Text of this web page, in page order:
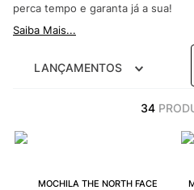
perca tempo e garanta já a sua!
Saiba Mais...
LANÇAMENTOS
34
MOCHILA THE NORTH FACE
9º
NEW 530
10º VEJA COUNTRY